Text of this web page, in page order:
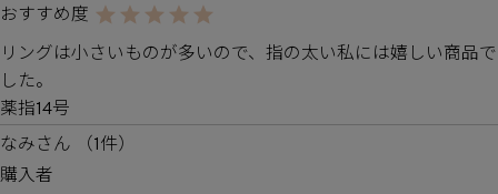
リングは小さいものが多いので、指の太い私には嬉しい商品で
した。
薬指14号
なみ
1
購入者